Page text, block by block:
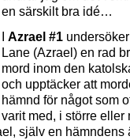
en särskilt bra idé…
Azrael #1
Lane (Azrael) en rad
mord inom den
och upptäcker att
hämnd för något som
varit med, i större eller
själv en hämndens